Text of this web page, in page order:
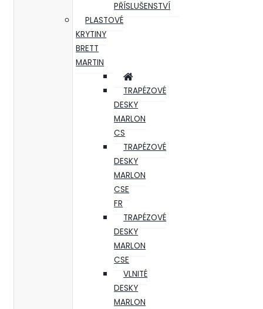
PŘÍSLUŠENSTVÍ
PLASTOVÉ
KRYTINY
BRETT
MARTIN
TRAPÉZOVÉ
DESKY
MARLON
CS
TRAPÉZOVÉ
DESKY
MARLON
CSE
FR
TRAPÉZOVÉ
DESKY
MARLON
CSE
VLNITÉ
DESKY
MARLON